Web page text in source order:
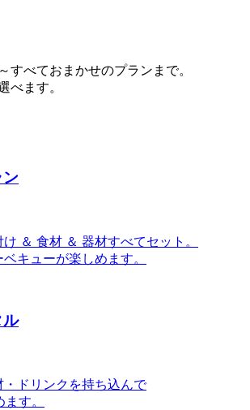
すべておまかせのプランまで。
べます。
＆ 食材 ＆ 器材すべてセット。
キューが楽しめます。
ル
・ドリンクを持ち込んで
す。